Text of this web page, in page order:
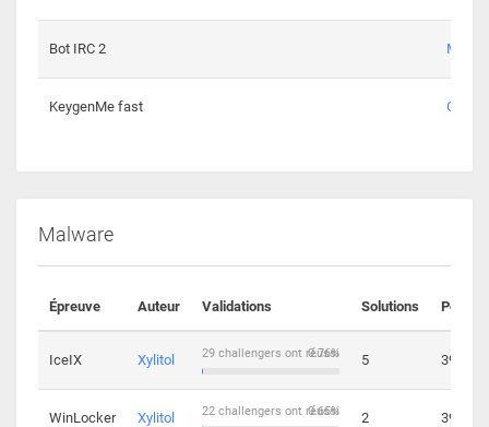
Bot IRC 2
KeygenMe fast Ge0
Malware
Épreuve Auteur Validations Solutions Points
IceIX Xylitol 0.76%
29 challengers ont réussi 5 39
WinLocker Xylitol 0.65%
22 challengers ont réussi 2 39